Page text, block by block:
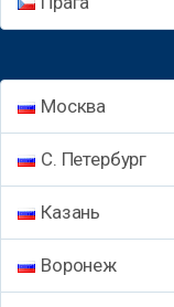
Москва
С. Петербург
Казань
Воронеж